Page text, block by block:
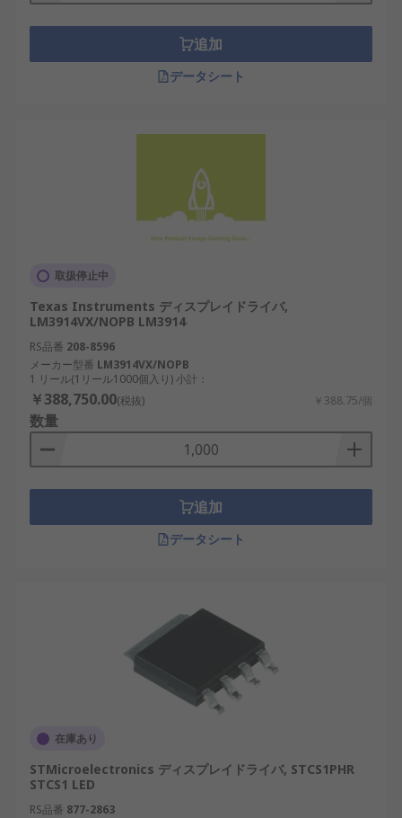
ど、さまざまな業界で広く使用されています。
ディスプレイドライバのメ
STMicroelectronics、Maxim
なブランドのディスプレイドライバを豊富に提供し
追加
データシート
取扱停止中
Texas Instruments ディスプレイドライバ,
LM3914VX/NOPB LM3914
RS品番 208-8596
メーカー型番 LM3914VX/NOPB
1 リール(1リール1000個入り) 小計：
￥388,750.00(税抜) ￥388.75/個
数量
追加
データシート
在庫あり
STMicroelectronics ディスプレイドライバ, STCS1PHR
STCS1 LED
RS品番 877-2863